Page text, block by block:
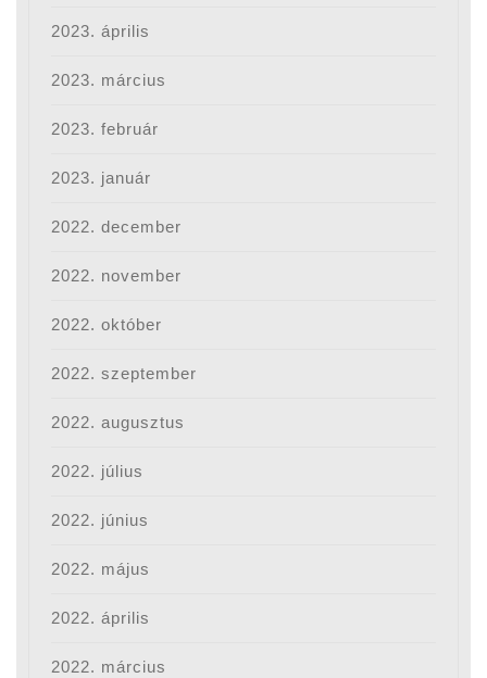
2023. április
2023. március
2023. február
2023. január
2022. december
2022. november
2022. október
2022. szeptember
2022. augusztus
2022. július
2022. június
2022. május
2022. április
2022. március